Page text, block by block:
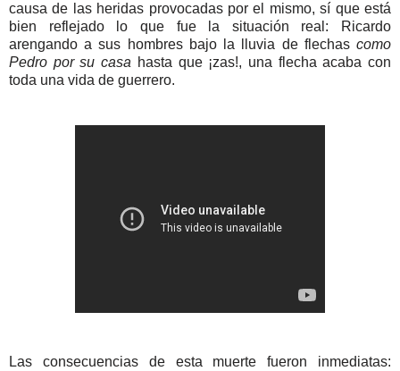
causa de las heridas provocadas por el mismo, sí que está
bien reflejado lo que fue la situación real: Ricardo
arengando a sus hombres bajo la lluvia de flechas como
Pedro por su casa hasta que ¡zas!, una flecha acaba con
toda una vida de guerrero.
Las consecuencias de esta muerte fueron inmediatas: